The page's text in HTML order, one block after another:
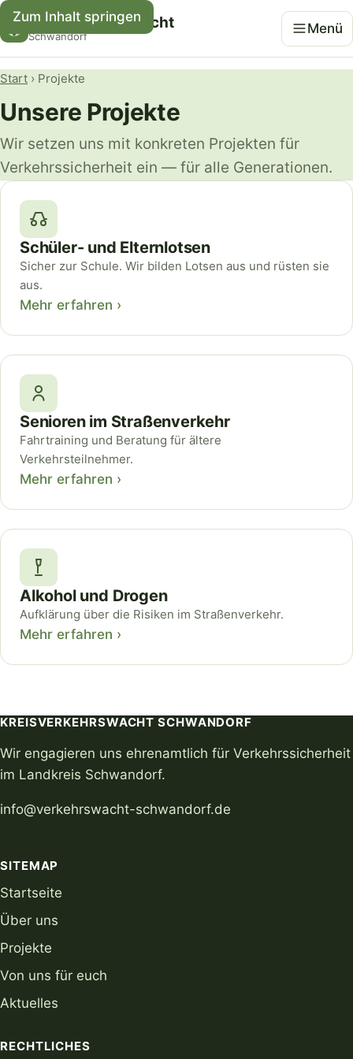
Zum Inhalt springen
Kreisverkehrswacht
Schwandorf
Menü
Start › Projekte
Unsere Projekte
Wir setzen uns mit konkreten Projekten für
Verkehrssicherheit ein — für alle Generationen.
Schüler- und Elternlotsen
Sicher zur Schule. Wir bilden Lotsen aus und rüsten sie
aus.
Mehr erfahren ›
Senioren im Straßenverkehr
Fahrtraining und Beratung für ältere
Verkehrsteilnehmer.
Mehr erfahren ›
Alkohol und Drogen
Aufklärung über die Risiken im Straßenverkehr.
Mehr erfahren ›
KREISVERKEHRSWACHT SCHWANDORF
Wir engagieren uns ehrenamtlich für Verkehrssicherheit
im Landkreis Schwandorf.
info@verkehrswacht-schwandorf.de
SITEMAP
Startseite
Über uns
Projekte
Von uns für euch
Aktuelles
RECHTLICHES